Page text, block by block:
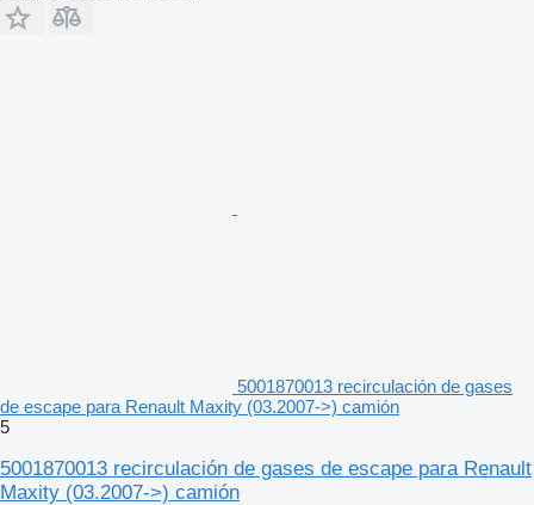
5001870013 recirculación de gases
de escape para Renault Maxity (03.2007->) camión
5
5001870013 recirculación de gases de escape para Renault
Maxity (03.2007->) camión